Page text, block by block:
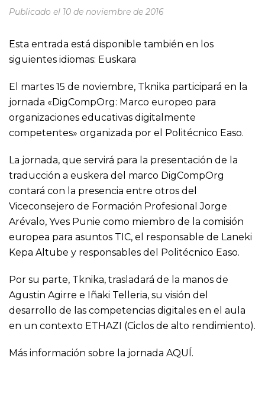
Publicado el 10 de noviembre de 2016
Esta entrada está disponible también en los
siguientes idiomas: Euskara
El martes 15 de noviembre, Tknika participará en la
jornada «DigCompOrg: Marco europeo para
organizaciones educativas digitalmente
competentes» organizada por el Politécnico Easo.
La jornada, que servirá para la presentación de la
traducción a euskera del marco DigCompOrg
contará con la presencia entre otros del
Viceconsejero de Formación Profesional Jorge
Arévalo, Yves Punie como miembro de la comisión
europea para asuntos TIC, el responsable de Laneki
Kepa Altube y responsables del Politécnico Easo.
Por su parte, Tknika, trasladará de la manos de
Agustin Agirre e Iñaki Telleria, su visión del
desarrollo de las competencias digitales en el aula
en un contexto ETHAZI (Ciclos de alto rendimiento).
Más información sobre la jornada AQUÍ.